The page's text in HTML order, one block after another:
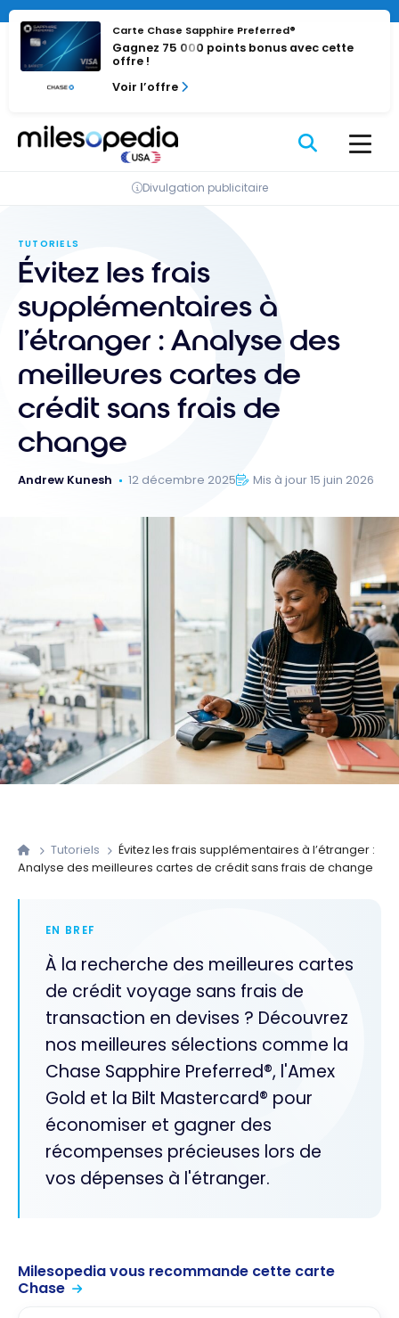
Passer
contenu
Carte Chase Sapphire Preferred®
Gagnez 75 000 points bonus avec cette
offre !
Voir l’offre
Divulgation publicitaire
TUTORIELS
Évitez les frais
supplémentaires à
l’étranger : Analyse des
meilleures cartes de
crédit sans frais de
change
Andrew Kunesh 12 décembre 2025 Mis à jour 15 juin 2026
Tutoriels
Évitez les frais supplémentaires à l’étranger :
Analyse des meilleures cartes de crédit sans frais de change
EN BREF
À la recherche des meilleures cartes
de crédit voyage sans frais de
transaction en devises ? Découvrez
nos meilleures sélections comme la
Chase Sapphire Preferred®, l'Amex
Gold et la Bilt Mastercard® pour
économiser et gagner des
récompenses précieuses lors de
vos dépenses à l'étranger.
Milesopedia vous recommande cette carte
Chase